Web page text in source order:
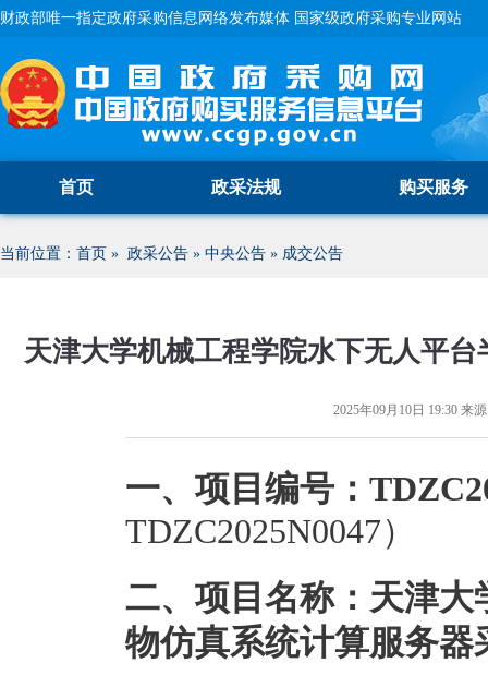
财政部唯一指定政府采购信息网络发布媒体 国家级政府采购专业网站
首页 政采法规 购买服务
当前位置： 首页 » 政采公告 » 中央公告 » 成交公告
天津大学机械工程学院水下无人平
2025年09月10日 19:30 来
一、项目编号：
TDZC2025N0047）
二、项目名称：天津
物仿真系统计算服务器